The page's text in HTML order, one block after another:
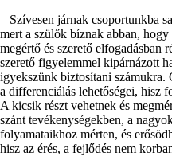
Szívesen járnak csoportunkba
mert a szülők bíznak abban,
megértő és szerető elfogadásban
szerető figyelemmel kipárnázott
igyekszünk biztosítani számukra.
a differenciálás lehetőségei, hisz
A kicsik részt vehetnek és
szánt tevékenységekben, a
folyamataikhoz mérten, és
hisz az érés, a fejlődés nem